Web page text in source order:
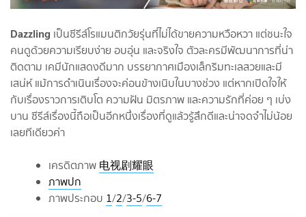
Dazzling เป็นซีรีส์โรแมนติกวัยรุ่นที่ไม่ได้ขายความหวือหวา แต่ชนะใจ
คนดูด้วยความเรียบง่าย อบอุ่น และจริงใจ ตัวละครมีพัฒนาการที่น่า
ติดตาม เคมีนักแสดงดีมาก บรรยากาศเมืองเล็กริมทะเลสวยและมี
เสน่ห์ แม้การดำเนินเรื่องจะค่อนข้างเนิบในบางช่วง แต่หากเปิดใจให้
กับเรื่องราวการเติบโต ความฝัน มิตรภาพ และความรักที่ค่อย ๆ เบ่ง
บาน ซีรีส์เรื่องนี้ถือเป็นอีกหนึ่งเรื่องที่ดูแล้วรู้สึกดีและน่าจดจำไม่น้อย
เลยทีเดียวค่า
เครดิตภาพ 电视剧耀眼
ภาพปก
ภาพประกอบ 1/2/3-5/6-7